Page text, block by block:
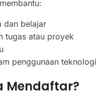
dan belajar
tugas atau proyek
penggunaan teknologi
Mendaftar?